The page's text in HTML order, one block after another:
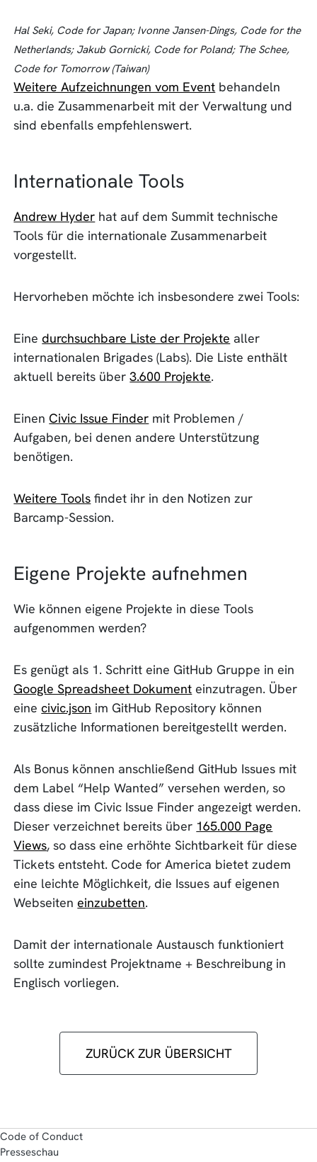
Hal Seki, Code for Japan; Ivonne Jansen-Dings, Code for the
Netherlands; Jakub Gornicki, Code for Poland; The Schee,
Code for Tomorrow (Taiwan)
Weitere Aufzeichnungen vom Event behandeln
u.a. die Zusammenarbeit mit der Verwaltung und
sind ebenfalls empfehlenswert.
Internationale Tools
Andrew Hyder hat auf dem Summit technische
Tools für die internationale Zusammenarbeit
vorgestellt.
Hervorheben möchte ich insbesondere zwei Tools:
Einedurchsuchbare Liste der Projekte aller
internationalen Brigades (Labs). Die Liste enthält
aktuell bereits über3.600 Projekte.
Einen Civic Issue Finder mit Problemen /
Aufgaben, bei denen andere Unterstützung
benötigen.
Weitere Tools findet ihr in den Notizen zur
Barcamp-Session.
Eigene Projekte aufnehmen
Wie können eigene Projekte in diese Tools
aufgenommen werden?
Es genügt als 1. Schritt eine GitHub Gruppe in ein
Google Spreadsheet Dokument einzutragen. Über
einecivic.json im GitHub Repository können
zusätzliche Informationen bereitgestellt werden.
Als Bonus können anschließend GitHub Issues mit
dem Label “Help Wanted” versehen werden, so
dass diese im Civic Issue Finder angezeigt werden.
Dieser verzeichnet bereits über 165.000 Page
Views, so dass eine erhöhte Sichtbarkeit für diese
Tickets entsteht. Code for America bietet zudem
eine leichte Möglichkeit, die Issues auf eigenen
Webseiten einzubetten.
Damit der internationale Austausch funktioniert
sollte zumindest Projektname + Beschreibung in
Englisch vorliegen.
ZURÜCK ZUR ÜBERSICHT
Code of Conduct
Presseschau